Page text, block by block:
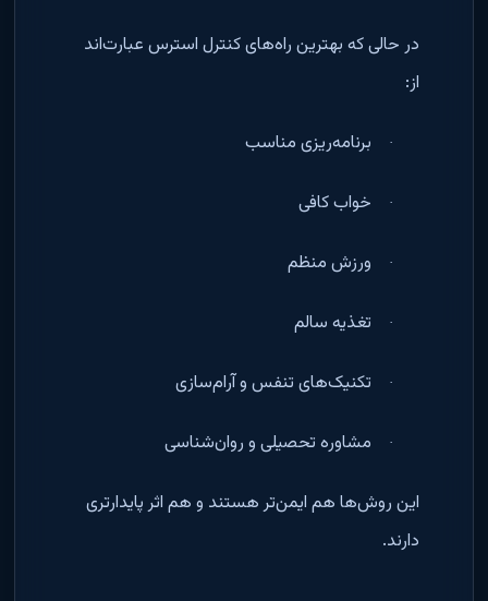
در حالی که بهترین راه‌های کنترل استرس عبارت‌اند
از:
· برنامه‌ریزی مناسب
· خواب کافی
· ورزش منظم
· تغذیه سالم
· تکنیک‌های تنفس و آرام‌سازی
· مشاوره تحصیلی و روان‌شناسی
این روش‌ها هم ایمن‌تر هستند و هم اثر پایدارتری
دارند.